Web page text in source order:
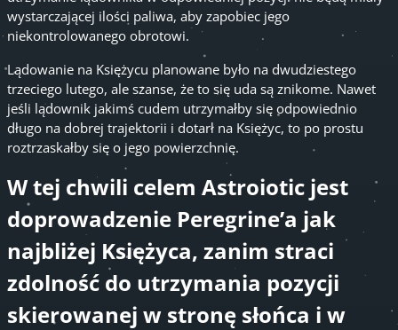
wystarczającej ilości paliwa, aby zapobiec jego
niekontrolowanego obrotowi.
Lądowanie na Księżycu planowane było na dwudziestego
trzeciego lutego, ale szanse, że to się uda są znikome. Nawet
jeśli lądownik jakimś cudem utrzymałby się odpowiednio
długo na dobrej trajektorii i dotarł na Księżyc, to po prostu
roztrzaskałby się o jego powierzchnię.
W tej chwili celem Astroiotic jest
doprowadzenie Peregrine’a jak
najbliżej Księżyca, zanim straci
zdolność do utrzymania pozycji
skierowanej w stronę słońca i w